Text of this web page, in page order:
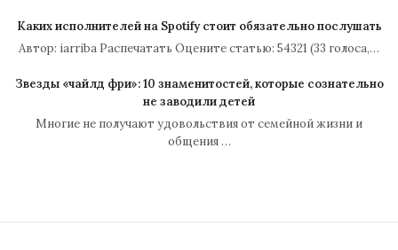
Каких исполнителей на Spotify стоит обязательно послушать
Автор: iarriba Распечатать Оцените статью: 54321 (33 голоса,…
Звезды «чайлд фри»: 10 знаменитостей, которые сознательно
не заводили детей
Многие не получают удовольствия от семейной жизни и
общения …